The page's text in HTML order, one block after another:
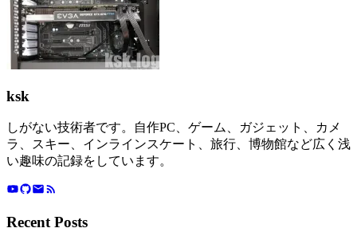
ksk
しがない技術者です。自作PC、ゲーム、ガジェット、カメ
ラ、スキー、インラインスケート、旅行、博物館など広く浅
い趣味の記録をしています。
Recent Posts